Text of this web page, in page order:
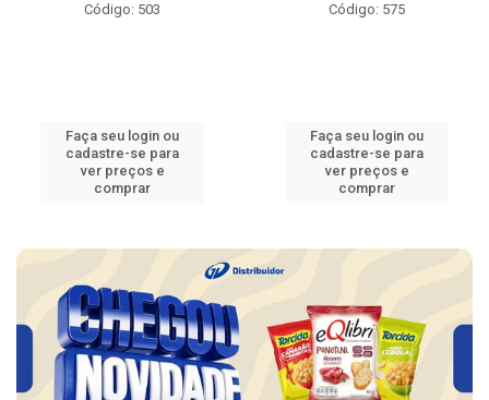
Código: 503
Faça seu login ou
cadastre-se para
ver preços e
comprar
Código: 575
Faça seu login ou
cadastre-se para
ver preços e
comprar